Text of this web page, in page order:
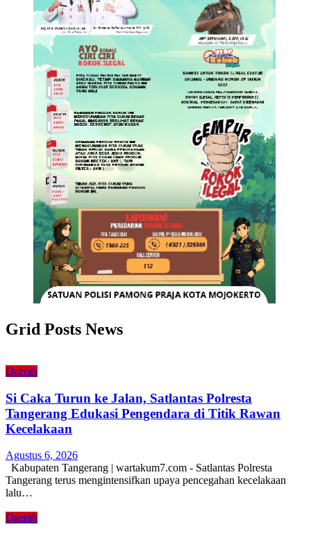
Grid Posts News
Daerah
Si Caka Turun ke Jalan, Satlantas Polresta
Tangerang Edukasi Pengendara di Titik Rawan
Kecelakaan
Agustus 6, 2026
Kabupaten Tangerang | wartakum7.com - Satlantas Polresta
Tangerang terus mengintensifkan upaya pencegahan kecelakaan
lalu…
Daerah